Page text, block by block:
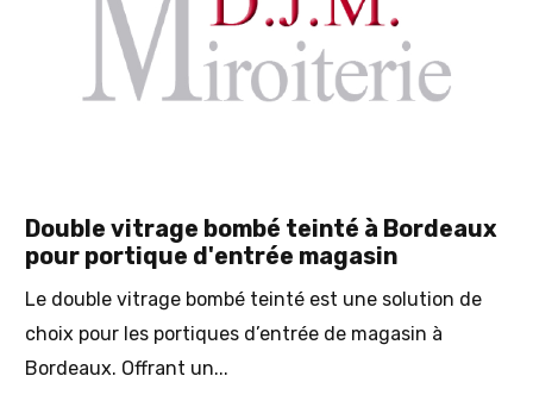
Double vitrage bombé teinté à Bordeaux
pour portique d'entrée magasin
Le double vitrage bombé teinté est une solution de
choix pour les portiques d’entrée de magasin à
Bordeaux. Offrant un...